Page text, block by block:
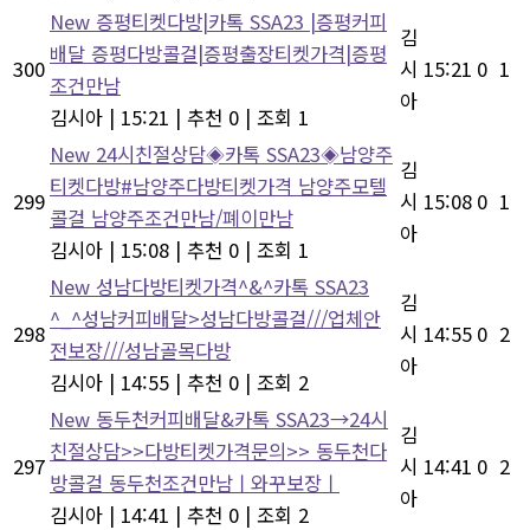
300
New 증평티켓다방|카톡 SSA23 |증평커피
배달 증평다방콜걸|증평출장티켓가격|증평
조건만남
김시아 | 15:21 | 추천 0 | 조회 1
김
시
아
15:21 0 1
299
New 24시친절상담◈카톡 SSA23◈남양주
티켓다방#남양주다방티켓가격 남양주모텔
콜걸 남양주조건만남/폐이만남
김시아 | 15:08 | 추천 0 | 조회 1
김
시
아
15:08 0 1
298
New 성남다방티켓가격^&^카톡 SSA23
^_^성남커피배달>성남다방콜걸///업체안
전보장///성남골목다방
김시아 | 14:55 | 추천 0 | 조회 2
김
시
아
14:55 0 2
297
New 동두천커피배달&카톡 SSA23→24시
친절상담>>다방티켓가격문의>> 동두천다
방콜걸 동두천조건만남ㅣ와꾸보장ㅣ
김시아 | 14:41 | 추천 0 | 조회 2
김
시
아
14:41 0 2